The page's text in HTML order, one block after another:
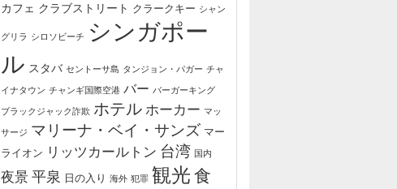
カフェ クラブストリート クラークキー シャン
グリラ シロソビーチ
シンガポー
ル スタバ セントーサ島 タンジョン・パガー チャ
イナタウン チャンギ国際空港 バー バーガーキング
ブラックジャック詐欺 ホテル ホーカー マッ
サージ マリーナ・ベイ・サンズ マー
ライオン リッツカールトン 台湾 国内
夜景 平泉 日の入り 海外 犯罪 観光 食